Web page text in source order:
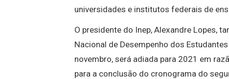
universidades e institutos federais de
O presidente do Inep, Alexandre Lopes,
Nacional de Desempenho dos
novembro, será adiada para 2021 em
para a conclusão do cronograma do